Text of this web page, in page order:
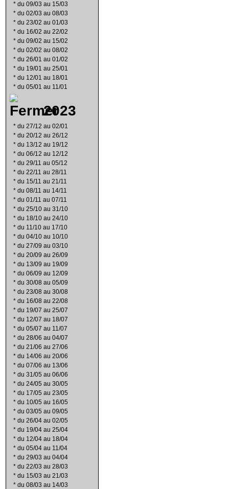
* du 09/03 au 15/03
* du 02/03 au 08/03
* du 23/02 au 01/03
* du 16/02 au 22/02
* du 09/02 au 15/02
* du 02/02 au 08/02
* du 26/01 au 01/02
* du 19/01 au 25/01
* du 12/01 au 18/01
* du 05/01 au 11/01
2023
* du 27/12 au 02/01
* du 20/12 au 26/12
* du 13/12 au 19/12
* du 06/12 au 12/12
* du 29/11 au 05/12
* du 22/11 au 28/11
* du 15/11 au 21/11
* du 08/11 au 14/11
* du 01/11 au 07/11
* du 25/10 au 31/10
* du 18/10 au 24/10
* du 11/10 au 17/10
* du 04/10 au 10/10
* du 27/09 au 03/10
* du 20/09 au 26/09
* du 13/09 au 19/09
* du 06/09 au 12/09
* du 30/08 au 05/09
* du 23/08 au 30/08
* du 16/08 au 22/08
* du 19/07 au 25/07
* du 12/07 au 18/07
* du 05/07 au 11/07
* du 28/06 au 04/07
* du 21/06 au 27/06
* du 14/06 au 20/06
* du 07/06 au 13/06
* du 31/05 au 06/06
* du 24/05 au 30/05
* du 17/05 au 23/05
* du 10/05 au 16/05
* du 03/05 au 09/05
* du 26/04 au 02/05
* du 19/04 au 25/04
* du 12/04 au 18/04
* du 05/04 au 11/04
* du 29/03 au 04/04
* du 22/03 au 28/03
* du 15/03 au 21/03
* du 08/03 au 14/03